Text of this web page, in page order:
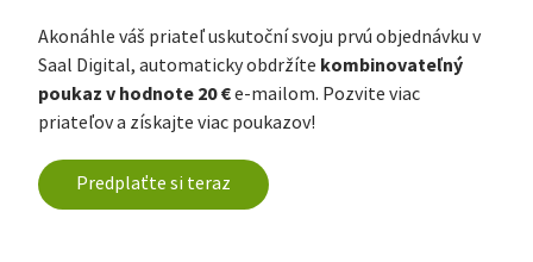
Akonáhle váš priateľ uskutoční svoju prvú objednávku v
Saal Digital, automaticky obdržíte kombinovateľný
poukaz v hodnote 20 €e-mailom. Pozvite viac
priateľov a získajte viac poukazov!
Predplaťte si teraz